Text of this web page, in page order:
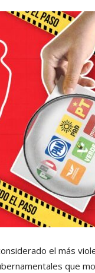
el más
que